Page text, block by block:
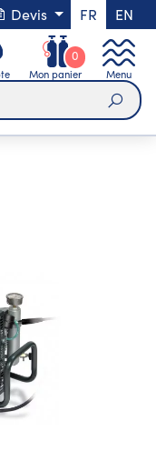
Devis FR EN
Mon panier
0
Menu